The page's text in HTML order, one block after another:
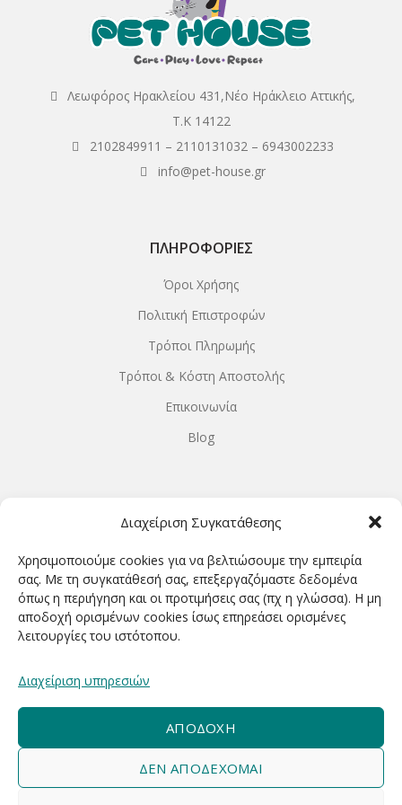
Διαχείριση Συγκατάθεσης
Χρησιμοποιούμε cookies για να βελτιώσουμε την εμπειρία
σας. Με τη συγκατάθεσή σας, επεξεργαζόμαστε δεδομένα
όπως η περιήγηση και οι προτιμήσεις σας (πχ η γλώσσα). Η μη
αποδοχή ορισμένων cookies ίσως επηρεάσει ορισμένες
λειτουργίες του ιστότοπου.
Διαχείριση υπηρεσιών
ΑΠΟΔΟΧΉ
ΔΕΝ ΑΠΟΔΈΧΟΜΑΙ
Λεωφόρος Ηρακλείου 431,Νέο Ηράκλειο Αττικής,
Τ.Κ 14122
2102849911 – 2110131032 – 6943002233
info@pet-house.gr
ΠΛΗΡΟΦΟΡΊΕΣ
Όροι Χρήσης
Πολιτική Επιστροφών
Τρόποι Πληρωμής
Τρόποι & Κόστη Αποστολής
Επικοινωνία
Blog
ΤΡΙΤΗ-ΠΕΜΠΤΗ-ΠΑΡΑΣΚΕΥΗ 9.00-20.00
ΣΑΒΒΑΤΟ 9.00-15.00
ΕΓΓΡΑΦΕΊΤΕ ΓΙΑ ΝΑ ΛΑΜΒΆΝΕΤΕ ΠΡΏΤΟΙ NΈΑ &